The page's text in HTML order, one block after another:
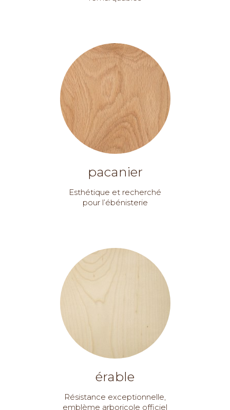
pacanier
Esthétique et recherché
pour l’ébénisterie
érable
Résistance exceptionnelle,
emblème arboricole officiel